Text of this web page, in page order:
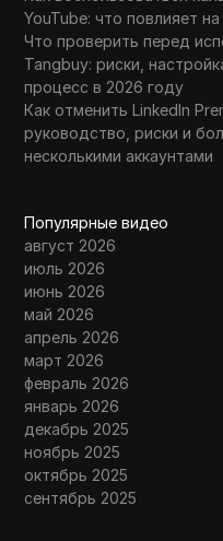
YouTube: что повлияет
Что проверить перед
Tangbuy: риски,
процесс в 2026 году
Как отменить LinkedIn
руководство, риски и
несколькими аккаунтами
Популярные видео
август 2026
июль 2026
июнь 2026
май 2026
апрель 2026
март 2026
февраль 2026
январь 2026
декабрь 2025
ноябрь 2025
октябрь 2025
сентябрь 2025